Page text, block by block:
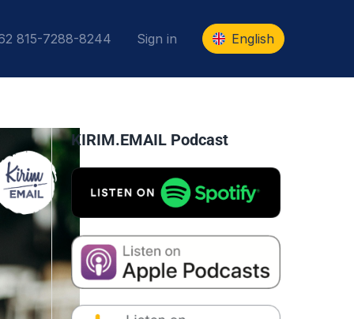
815-7288-8244 Sign in English
KIRIM.EMAIL Podcast